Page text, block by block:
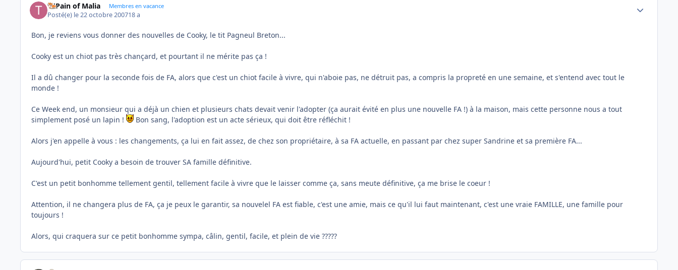
Ti'Pain of Malia Membres en vacance
Posté(e) le 22 octobre 200718 a
Bon, je reviens vous donner des nouvelles de Cooky, le tit Pagneul Breton...
Cooky est un chiot pas très chançard, et pourtant il ne mérite pas ça !
Il a dû changer pour la seconde fois de FA, alors que c'est un chiot facile à vivre, qui n'aboie pas, ne détruit pas, a compris la propreté en une semaine, et s'entend avec tout le
monde !
Ce Week end, un monsieur qui a déjà un chien et plusieurs chats devait venir l'adopter (ça aurait évité en plus une nouvelle FA !) à la maison, mais cette personne nous a tout
simplement posé un lapin !
Bon sang, l'adoption est un acte sérieux, qui doit être réfléchit !
Alors j'en appelle à vous : les changements, ça lui en fait assez, de chez son propriétaire, à sa FA actuelle, en passant par chez super Sandrine et sa première FA...
Aujourd'hui, petit Cooky a besoin de trouver SA famille définitive.
C'est un petit bonhomme tellement gentil, tellement facile à vivre que le laisser comme ça, sans meute définitive, ça me brise le coeur !
Attention, il ne changera plus de FA, ça je peux le garantir, sa nouvelel FA est fiable, c'est une amie, mais ce qu'il lui faut maintenant, c'est une vraie FAMILLE, une famille pour
toujours !
Alors, qui craquera sur ce petit bonhomme sympa, câlin, gentil, facile, et plein de vie ?????